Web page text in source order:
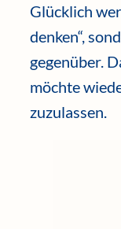
Glücklich
denken“,
gegenüber.
möchte
zuzulassen.